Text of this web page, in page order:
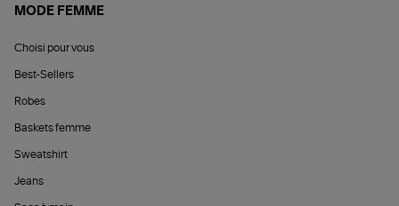
MODE FEMME
Choisi pour vous
Best-Sellers
Robes
Baskets femme
Sweatshirt
Jeans